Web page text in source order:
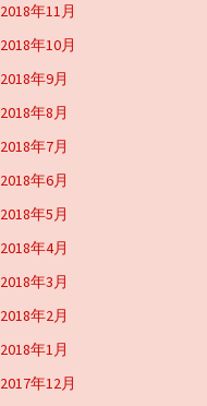
2018年11月
2018年10月
2018年9月
2018年8月
2018年7月
2018年6月
2018年5月
2018年4月
2018年3月
2018年2月
2018年1月
2017年12月